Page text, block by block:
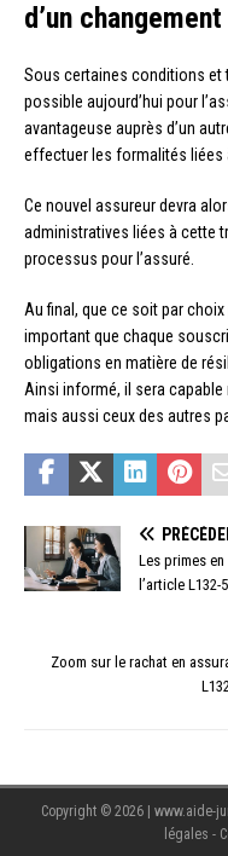
d’un
Sous certaines conditions et
possible aujourd’hui pour
avantageuse auprès d’un
effectuer les formalités liées
Ce nouvel assureur devra
administratives liées à cette
processus pour l’assuré.
Au final, que ce soit par
important que chaque
obligations en matière de
Ainsi informé, il sera
mais aussi ceux des autres
Les primes
l’article
Zoom sur le rachat en
Copyright © 2026 | www.aide-
légales -